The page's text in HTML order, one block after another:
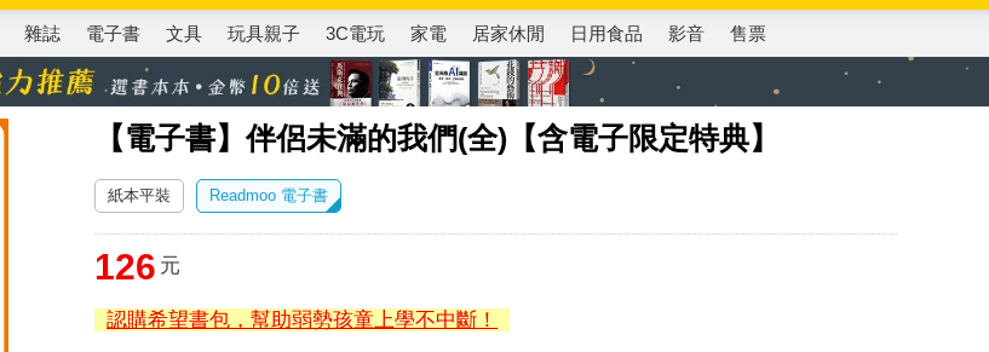
馬斯克 玩具總動員5 超慢跑
雜誌 電子書 文具 玩具親子 3C電玩 家電 居家休閒 日用食品 影音 售票
【電子書】伴侶未滿的我們(全)【含電子限定特典】
紙本平裝 Readmoo 電子書
126 元
認購希望書包，幫助弱勢孩童上學不中斷！